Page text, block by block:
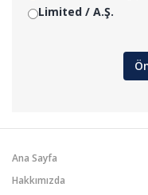
Limited / A.Ş.
Ana Sayfa
Hakkımızda